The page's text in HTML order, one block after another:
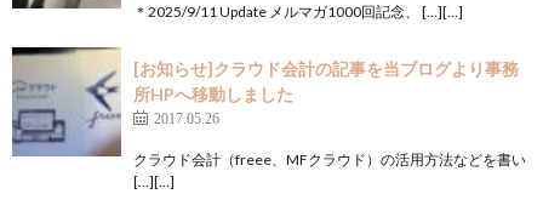
＊2025/9/11 Update メルマガ1000回記念、 […][…]
[お知らせ]クラウド会計の記事を当ブログより事務
所HPへ移動しました
2017.05.26
クラウド会計（freee、MFクラウド）の活用方法などを書い
[…][…]